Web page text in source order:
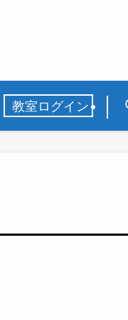
教室ログイン